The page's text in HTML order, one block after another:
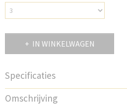
IN WINKELWAGEN
Specificaties
Productcode
PS688TM
Omschrijving